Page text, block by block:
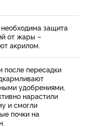
защита
от жары –
акрилом.
после пересадки
удобрениями,
нарастили
и смогли
почки на